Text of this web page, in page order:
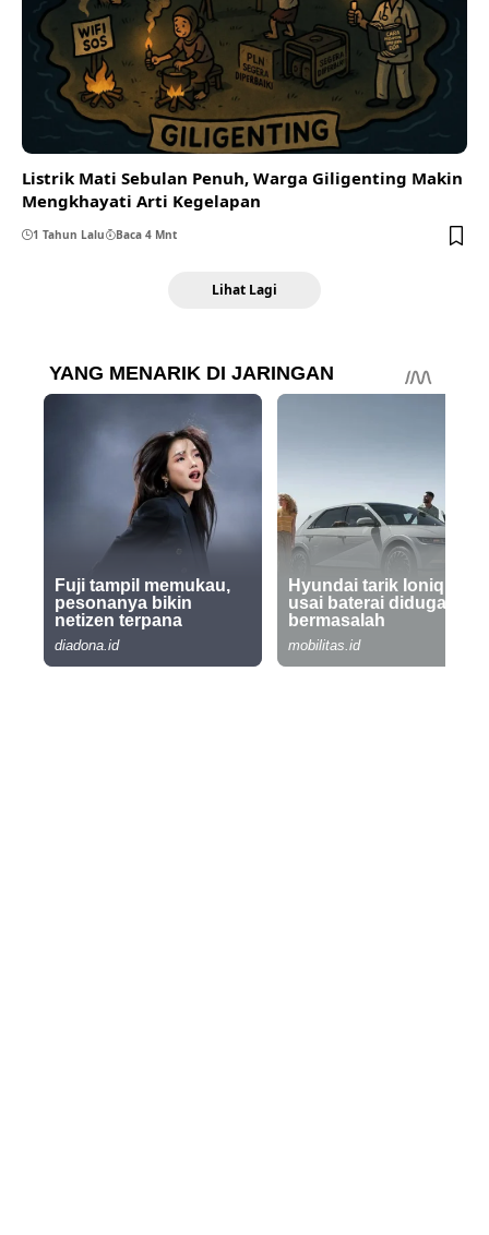
Listrik Mati Sebulan Penuh, Warga Giligenting Makin
Mengkhayati Arti Kegelapan
1 Tahun Lalu Baca 4 Mnt
Lihat Lagi